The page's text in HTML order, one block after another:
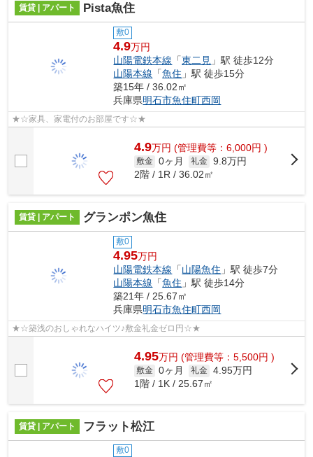
賃貸 | アパート Pista魚住
敷0
4.9万円
山陽電鉄本線 「東二見 」駅 徒歩12分
山陽本線 「魚住 」駅 徒歩15分
築15年 / 36.02㎡
兵庫県明石市魚住町西岡
★☆家具、家電付のお部屋です☆★
4.9万円 (管理費等：6,000円 )
敷金 0ヶ月 礼金 9.8万円
2階 / 1R / 36.02㎡
賃貸 | アパート グランポン魚住
敷0
4.95万円
山陽電鉄本線 「山陽魚住 」駅 徒歩7分
山陽本線 「魚住 」駅 徒歩14分
築21年 / 25.67㎡
兵庫県明石市魚住町西岡
★☆築浅のおしゃれなハイツ♪敷金礼金ゼロ円☆★
4.95万円 (管理費等：5,500円 )
敷金 0ヶ月 礼金 4.95万円
1階 / 1K / 25.67㎡
賃貸 | アパート フラット松江
敷0